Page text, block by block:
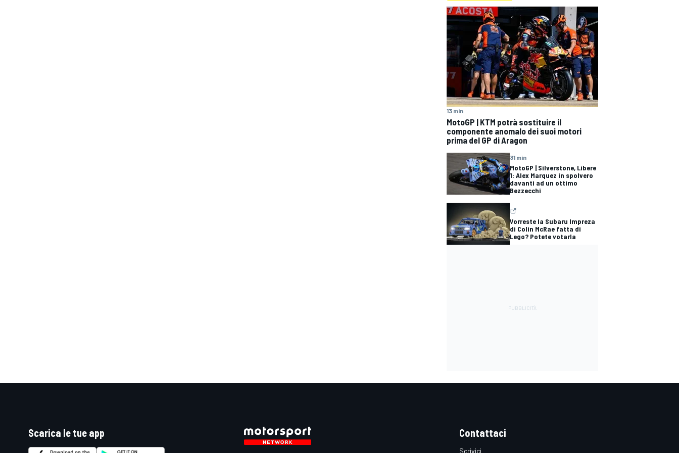
13 min
MotoGP | KTM potrà sostituire il
componente anomalo dei suoi motori
prima del GP di Aragon
31 min
MotoGP | Silverstone, Libere
1: Alex Marquez in spolvero
davanti ad un ottimo
Bezzecchi
Vorreste la Subaru Impreza
di Colin McRae fatta di
Lego? Potete votarla
Scarica le tue app Contattaci
Scrivici